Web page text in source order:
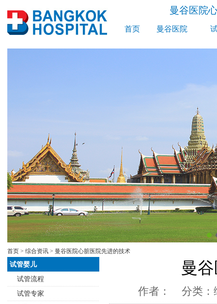
曼谷医院
首页 曼谷医院
首页 > 综合资讯 > 曼谷医院心脏医院先进的技术
试管婴儿
试管流程
试管专家
曼
作者： 分类：